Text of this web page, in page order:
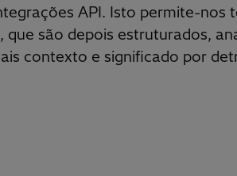
API. Isto permite-nos
são depois estruturados,
contexto e significado por